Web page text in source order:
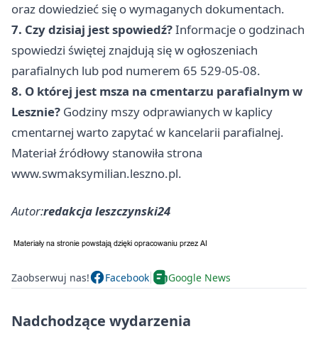
oraz dowiedzieć się o wymaganych dokumentach.
7. Czy dzisiaj jest spowiedź?Informacje o godzinach
spowiedzi świętej znajdują się w ogłoszeniach
parafialnych lub pod numerem 65 529-05-08.
8. O której jest msza na cmentarzu parafialnym w
Lesznie? Godziny mszy odprawianych w kaplicy
cmentarnej warto zapytać w kancelarii parafialnej.
Materiał źródłowy stanowiła strona
www.swmaksymilian.leszno.pl.
Autor:redakcja leszczynski24
Zaobserwuj nas! Facebook Google News
Nadchodzące wydarzenia